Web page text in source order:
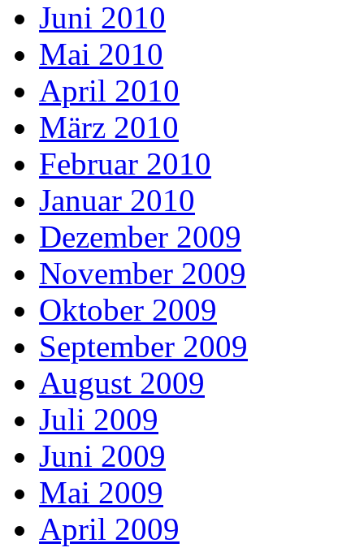
Juni 2010
Mai 2010
April 2010
März 2010
Februar 2010
Januar 2010
Dezember 2009
November 2009
Oktober 2009
September 2009
August 2009
Juli 2009
Juni 2009
Mai 2009
April 2009